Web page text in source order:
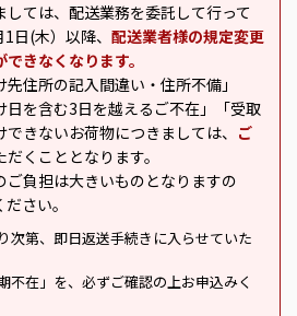
ては、配送業務を委託して行って
日(木）以降、 配送業者様の規定変更
きなくなります。
住所の記入間違い・住所不備」
日を含む3日を越えるご不在」「受取
きないお荷物につきましては、 ご
だくこととなります。
ご負担は大きいものとなりますの
さい。
次第、即日返送手続きに入らせていた
不在」を、必ずご確認の上お申込みく